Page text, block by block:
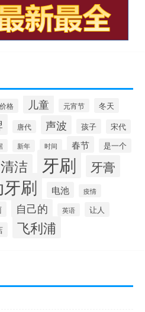
价格 儿童 元宵节 冬天
唐代 声波 孩子 宋代
新年 时间 春节 是一个
清洁 牙刷 牙膏
刷 电池 疫情
自己的 英语 让人
飞利浦